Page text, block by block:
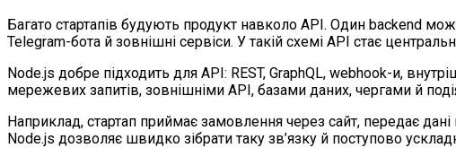
Багато стартапів будують продукт навколо API. Один backend
Telegram-бота й зовнішні сервіси. У такій схемі API стає
Node.js добре підходить для API: REST, GraphQL, webhook-и,
мережевих запитів, зовнішніми API, базами даних, чергами й
Наприклад, стартап приймає замовлення через сайт, передає
Node.js дозволяє швидко зібрати таку зв’язку й поступово